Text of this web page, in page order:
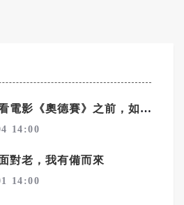
蔡詩萍》看電影《奧德賽》之前，如何讀懂史詩《奧德賽》！之2
14:00
對老，我有備而來
14:00